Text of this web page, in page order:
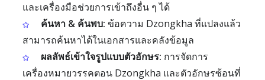
และเครื่องมือช่วยการเข้าถึงอื่น ๆ ได้
ค้นหา & ค้นพบ: ข้อความ Dzongkha ที่แปลงแล้ว
สามารถค้นหาได้ในเอกสารและคลังข้อมูล
ผลลัพธ์เข้าใจรูปแบบตัวอักษร: การจัดการ
เครื่องหมายวรรคตอน Dzongkha และตัวอักษรซ้อนที่